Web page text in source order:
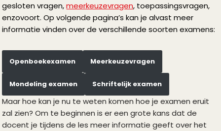
gesloten vragen,meerkeuzevragen, toepassingsvragen,
enzovoort. Op volgende pagina’s kan je alvast meer
informatie vinden over de verschillende soorten examens:
Openboekexamen Meerkeuzevragen
Mondeling examen Schriftelijk examen
Maar hoe kan je nu te weten komen hoe je examen eruit
zal zien? Om te beginnen is er een grote kans dat de
docent je tijdens de les meer informatie geeft over het